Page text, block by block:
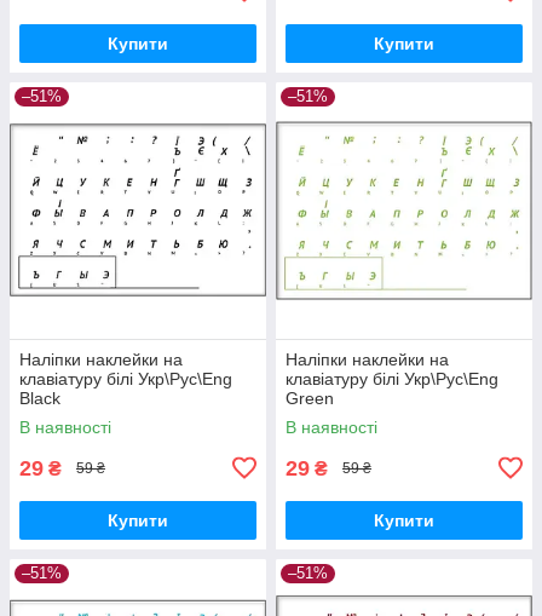
Купити Купити
–51%
Наліпки наклейки на
клавіатуру білі Укр\Рус\Eng
Black
В наявності
29 ₴ 59 ₴
Купити
–51%
Наліпки наклейки на
клавіатуру білі Укр\Рус\Eng
Green
В наявності
29 ₴ 59 ₴
Купити
–51% –51%